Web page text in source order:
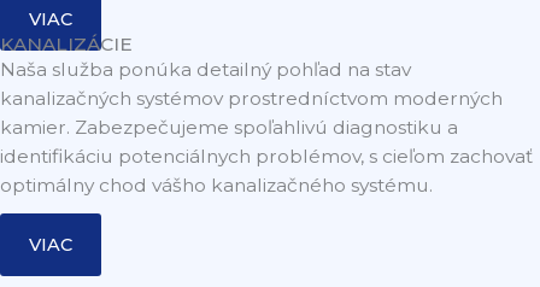
VIAC
KANALIZÁCIE
Naša služba ponúka detailný pohľad na stav
kanalizačných systémov prostredníctvom moderných
kamier. Zabezpečujeme spoľahlivú diagnostiku a
identifikáciu potenciálnych problémov, s cieľom zachovať
optimálny chod vášho kanalizačného systému.
VIAC